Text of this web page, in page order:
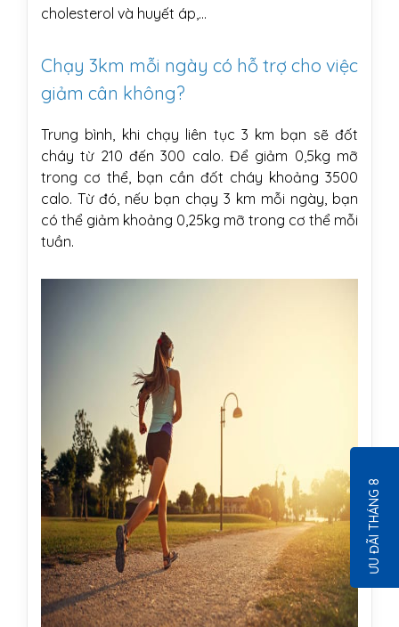
cholesterol và huyết áp,...
Chạy 3km mỗi ngày có hỗ trợ cho việc
giảm cân không?
Trung bình, khi chạy liên tục 3 km bạn sẽ đốt
cháy từ 210 đến 300 calo. Để giảm 0,5kg mỡ
trong cơ thể, bạn cần đốt cháy khoảng 3500
calo. Từ đó, nếu bạn chạy 3 km mỗi ngày, bạn
có thể giảm khoảng 0,25kg mỡ trong cơ thể mỗi
tuần.
ƯU ĐÃI THÁNG 8